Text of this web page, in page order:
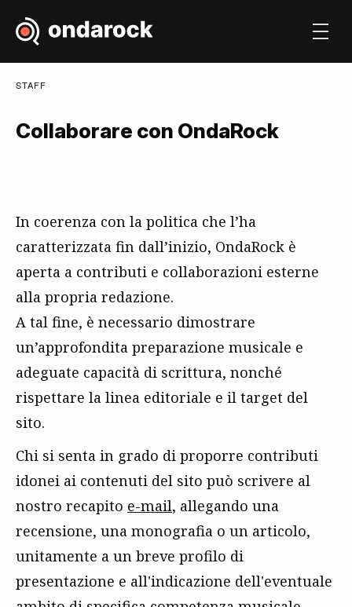
STAFF
Collaborare con OndaRock
In coerenza con la politica che l’ha
caratterizzata fin dall’inizio, OndaRock è
aperta a contributi e collaborazioni esterne
alla propria redazione.
A tal fine, è necessario dimostrare
un’approfondita preparazione musicale e
adeguate capacità di scrittura, nonché
rispettare la linea editoriale e il target del
sito.
Chi si senta in grado di proporre contributi
idonei ai contenuti del sito può scrivere al
nostro recapito e-mail, allegando una
recensione, una monografia o un articolo,
unitamente a un breve profilo di
presentazione e all'indicazione dell'eventuale